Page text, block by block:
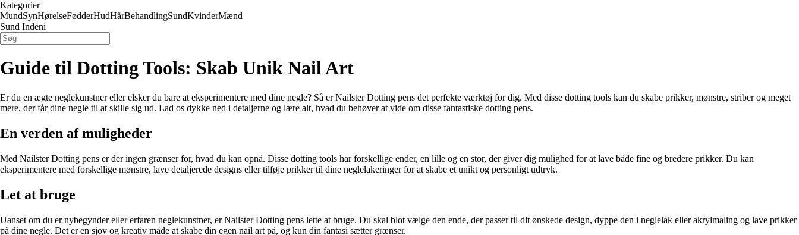
Kategorier
MundSynHørelseFødderHudHårBehandlingSundKvinderMænd
Sund Indeni
Guide til Dotting Tools: Skab Unik Nail Art
Er du en ægte neglekunstner eller elsker du bare at eksperimentere med dine negle? Så er Nailster Dotting pens det perfekte værktøj for dig. Med disse dotting tools kan du skabe prikker, mønstre, striber og meget
mere, der får dine negle til at skille sig ud. Lad os dykke ned i detaljerne og lære alt, hvad du behøver at vide om disse fantastiske dotting pens.
En verden af muligheder
Med Nailster Dotting pens er der ingen grænser for, hvad du kan opnå. Disse dotting tools har forskellige ender, en lille og en stor, der giver dig mulighed for at lave både fine og bredere prikker. Du kan
eksperimentere med forskellige mønstre, lave detaljerede designs eller tilføje prikker til dine neglelakeringer for at skabe et unikt og personligt udtryk.
Let at bruge
Uanset om du er nybegynder eller erfaren neglekunstner, er Nailster Dotting pens lette at bruge. Du skal blot vælge den ende, der passer til dit ønskede design, dyppe den i neglelak eller akrylmaling og lave prikker
på dine negle. Det er en sjov og kreativ måde at skabe din egen nail art på, og kun din fantasi sætter grænser.